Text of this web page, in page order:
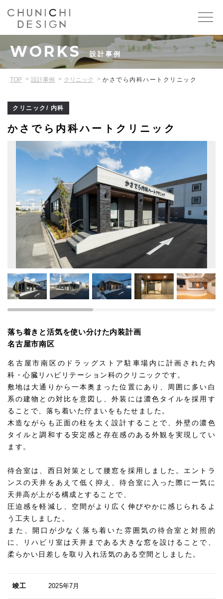
WORKS 設計事例
TOP 設計事例 クリニック かさでら内科ハートクリニック
クリニック/ 内科
かさでら内科ハートクリニック
落ち着きと活気を使い分けた内装計画
名古屋市南区
名古屋市南区のドラッグストア駐車場内に計画された内
科・心臓リハビリテーション科のクリニックです。
敷地は大通りから一本奥まった位置にあり、周囲に多い白
系の建物との対比を意図し、外装には濃色タイルを採用す
ることで、落ち着いた佇まいをもたせました。
木造ながらも正面の柱を太く設計することで、外壁の濃色
タイルと調和する安定感と存在感のある外観を実現してい
ます。
待合室は、西日対策として腰窓を採用しました。エントラ
ンスの天井をあえて低く抑え、待合室に入った際に一気に
天井高が上がる構成とすることで、
圧迫感を軽減し、空間がより広く伸びやかに感じられるよ
う工夫しました。
また、開口が少なく落ち着いた雰囲気の待合室と対照的
に、リハビリ室は天井まである大きな窓を設けることで、
柔らかい日差しを取り入れ活気のある空間としました。
竣工 2025年7月